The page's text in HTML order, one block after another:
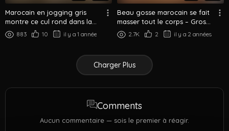
Marocain en jogging gris
montre ce cul rond dans la
chambre d'hôtel
883 10 il y a 1 année
Beau gosse marocain se fait
masser tout le corps – Gros
cul palpé et massé
2.7K 2 il y a 2 années
Charger Plus
Comments
Aucun commentaire — sois le premier à réagir.